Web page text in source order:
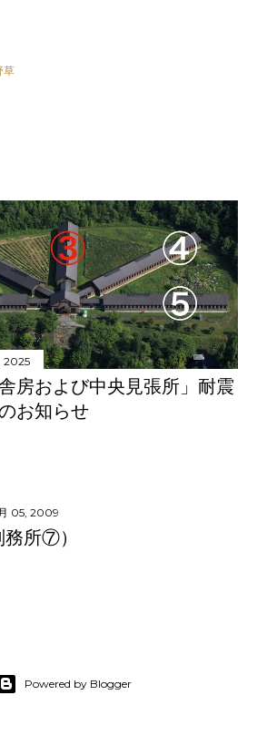
草
2025
房および中央見張所」耐震
お知らせ
05, 2009
所⑦）
Powered by Blogger